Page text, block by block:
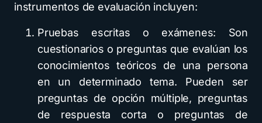
instrumentos de evaluación incluyen:
Pruebas escritas o exámenes: Son
cuestionarios o preguntas que evalúan los
conocimientos teóricos de una persona
en un determinado tema. Pueden ser
preguntas de opción múltiple, preguntas
de respuesta corta o preguntas de